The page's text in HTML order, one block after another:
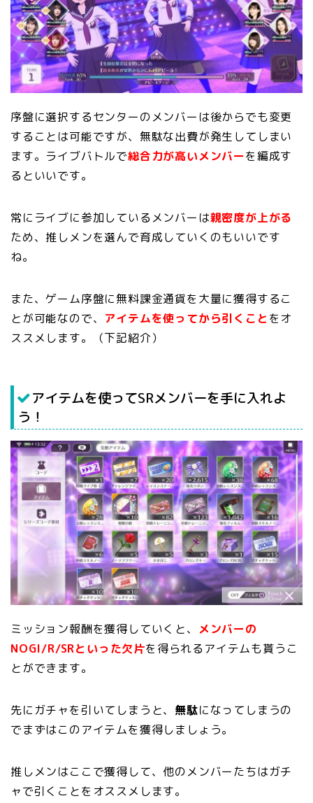
序盤に選択するセンターのメンバーは後からでも変更
することは可能ですが、無駄な出費が発生してしまい
ます。ライブバトルで総合力が高いメンバーを編成す
るといいです。
常にライブに参加しているメンバーは親密度が上がる
ため、推しメンを選んで育成していくのもいいです
ね。
また、ゲーム序盤に無料課金通貨を大量に獲得するこ
とが可能なので、 アイテムを使ってから引くことをオ
ススメします。（下記紹介）
アイテムを使ってSRメンバーを手に入れよ
う！
ミッション報酬を獲得していくと、 メンバーの
NOGI/R/SRといった欠片を得られるアイテムも貰うこ
とができます。
先にガチャを引いてしまうと、 無駄になってしまうの
でまずはこのアイテムを獲得しましょう。
推しメンはここで獲得して、他のメンバーたちはガチ
ャで引くことをオススメします。